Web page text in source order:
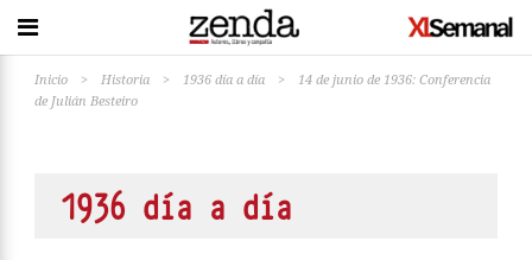
Inicio > Historia > 1936 día a día >
14 de junio de 1936: Conferencia
de Julián Besteiro
1936 día a día